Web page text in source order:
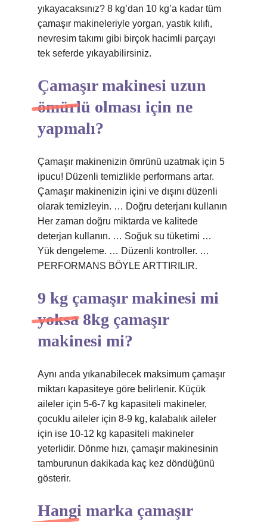
yıkayacaksınız? 8 kg’dan 10 kg’a kadar tüm
çamaşır makineleriyle yorgan, yastık kılıfı,
nevresim takımı gibi birçok hacimli parçayı
tek seferde yıkayabilirsiniz.
Çamaşır makinesi uzun
ömürlü olması için ne
yapmalı?
Çamaşır makinenizin ömrünü uzatmak için 5
ipucu! Düzenli temizlikle performans artar.
Çamaşır makinenizin içini ve dışını düzenli
olarak temizleyin. … Doğru deterjanı kullanın
Her zaman doğru miktarda ve kalitede
deterjan kullanın. … Soğuk su tüketimi …
Yük dengeleme. … Düzenli kontroller. …
PERFORMANS BÖYLE ARTTIRILIR.
9 kg çamaşır makinesi mi
yoksa 8kg çamaşır
makinesi mi?
Aynı anda yıkanabilecek maksimum çamaşır
miktarı kapasiteye göre belirlenir. Küçük
aileler için 5-6-7 kg kapasiteli makineler,
çocuklu aileler için 8-9 kg, kalabalık aileler
için ise 10-12 kg kapasiteli makineler
yeterlidir. Dönme hızı, çamaşır makinesinin
tamburunun dakikada kaç kez döndüğünü
gösterir.
Hangi marka çamaşır